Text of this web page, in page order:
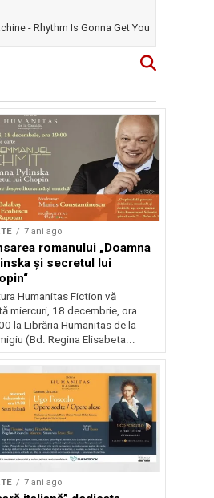
- Rhythm Is Gonna Get You
7 ani ago
romanului „Doamna
și secretul lui
Humanitas Fiction vă
miercuri, 18 decembrie, ora
la Librăria Humanitas de la
(Bd. Regina Elisabeta...
7 ani ago